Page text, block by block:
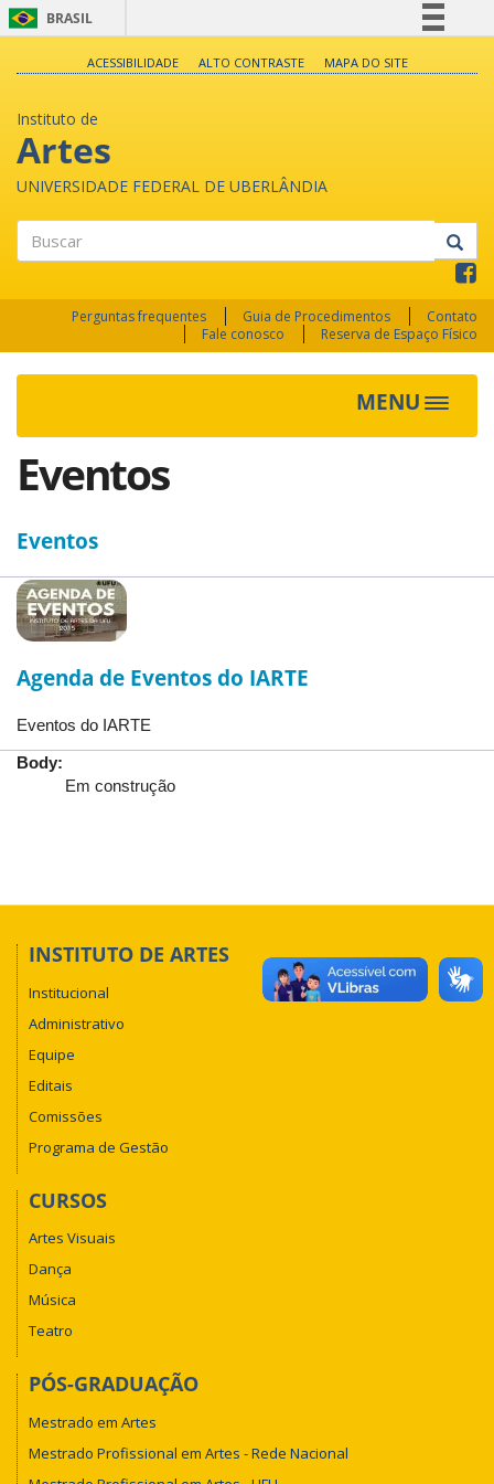
BRASIL
Legislação
Canais
ACESSIBILIDADE ALTO CONTRASTE MAPA DO SITE
Instituto de
Artes
UNIVERSIDADE FEDERAL DE UBERLÂNDIA
Perguntas frequentes Guia de Procedimentos
Contato
Fale conosco
Reserva de Espaço Físico
MENU
Toggle
Eventos
Eventos
Agenda de Eventos do IARTE
Eventos do IARTE
Body:
Em construção
INSTITUTO DE ARTES
Institucional
Administrativo
Equipe
Editais
Comissões
Programa de Gestão
CURSOS
Artes Visuais
Dança
Música
Teatro
PÓS-GRADUAÇÃO
Mestrado em Artes
Mestrado Profissional em Artes - Rede Nacional